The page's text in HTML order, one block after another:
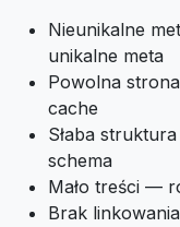
Nieunikalne
unikalne meta
Powolna
cache
Słaba
schema
Mało treści —
Brak